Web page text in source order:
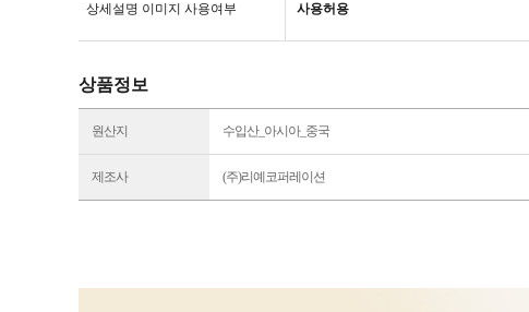
상세설명 이미지 사용여부 사용허용
상품정보
원산지 수입산_아시아_중국
제조사 (주)리예코퍼레이션